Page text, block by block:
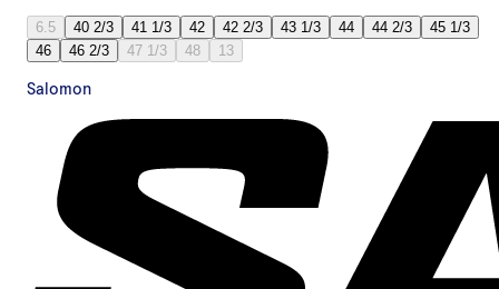
6.5 40 2/3 41 1/3 42 42 2/3 43 1/3 44 44 2/3
45 1/3
46
46 2/3 47 1/3 48 13
Salomon